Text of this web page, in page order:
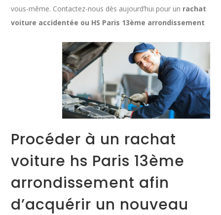
vous-même. Contactez-nous dès aujourd’hui pour un rachat
voiture accidentée ou HS Paris 13ème arrondissement
Procéder à un rachat
voiture hs Paris 13ème
arrondissement afin
d’acquérir un nouveau